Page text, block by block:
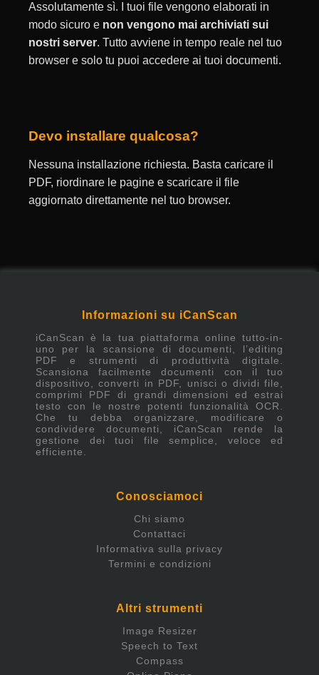
Assolutamente sì. I tuoi file vengono elaborati in
modo sicuro e non vengono mai archiviati sui
nostri server. Tutto avviene in tempo reale nel tuo
browser e solo tu puoi accedere ai tuoi documenti.
Devo installare qualcosa?
Nessuna installazione richiesta. Basta caricare il
PDF, riordinare le pagine e scaricare il file
aggiornato direttamente nel tuo browser.
Informazioni su iCanScan
iCanScan è la tua piattaforma online tutto-in-
uno per la scansione di documenti, l’editing
PDF e strumenti di produttività digitale.
Scansiona facilmente documenti con il tuo
dispositivo, converti in PDF, unisci o dividi file,
comprimi PDF di grandi dimensioni ed estrai
testo con le nostre potenti funzionalità OCR.
Che tu debba organizzare, modificare o
condividere documenti, iCanScan rende la
gestione dei tuoi file semplice, veloce ed
efficiente.
Conosciamoci
Chi siamo
Contattaci
Informativa sulla privacy
Termini e condizioni
Altri strumenti
Image Resizer
Speech to Text
Compass